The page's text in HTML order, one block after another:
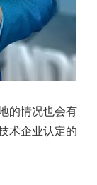
的情况也会有
术企业认定的